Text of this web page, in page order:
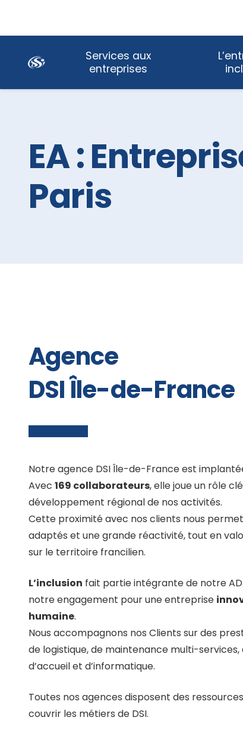
NavigationServices aux
entreprises
EA :
Paris
Agence
DSI Île-de-France
Notre agence DSI Île-de-France est
Avec 169 collaborateurs, elle joue un rôle
développement régional de nos activités.
Cette proximité avec nos clients nous
adaptés et une grande réactivité, tout en
sur le territoire francilien.
L’inclusion fait partie intégrante de notre
notre engagement pour une entreprise
humaine.
Nous accompagnons nos Clients sur des
de logistique, de maintenance multi-services,
d’accueil et d’informatique.
Toutes nos agences disposent des
couvrir les métiers de DSI.